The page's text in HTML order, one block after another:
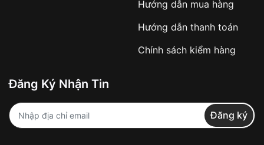
✔️ Đảm bảo xử lý đơn hàng nhanh chóng
✔️ Hạn chế tình trạng hủy đơn không mong
Từ khóa SEO:
Hướng dẫn mua hàng
Hướng dẫn thanh toán
Chính sách kiểm hàng
Đăng Ký Nhận Tin
Đăng ký